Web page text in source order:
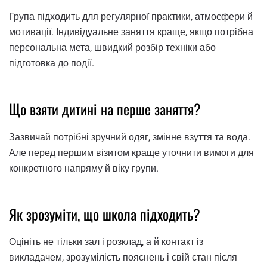
Група підходить для регулярної практики, атмосфери й
мотивації. Індивідуальне заняття краще, якщо потрібна
персональна мета, швидкий розбір техніки або
підготовка до події.
Що взяти дитині на перше заняття?
Зазвичай потрібні зручний одяг, змінне взуття та вода.
Але перед першим візитом краще уточнити вимоги для
конкретного напряму й віку групи.
Як зрозуміти, що школа підходить?
Оцініть не тільки зал і розклад, а й контакт із
викладачем, зрозумілість пояснень і свій стан після